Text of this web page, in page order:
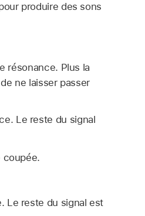
produire des sons
résonance. Plus la
ne laisser passer
Le reste du signal
coupée.
Le reste du signal est